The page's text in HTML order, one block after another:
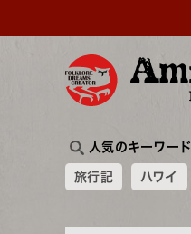
人気のキーワード
旅行記 ハワイ